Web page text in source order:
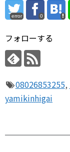
error 0
フォローする
08026853255,
yamikinhigai